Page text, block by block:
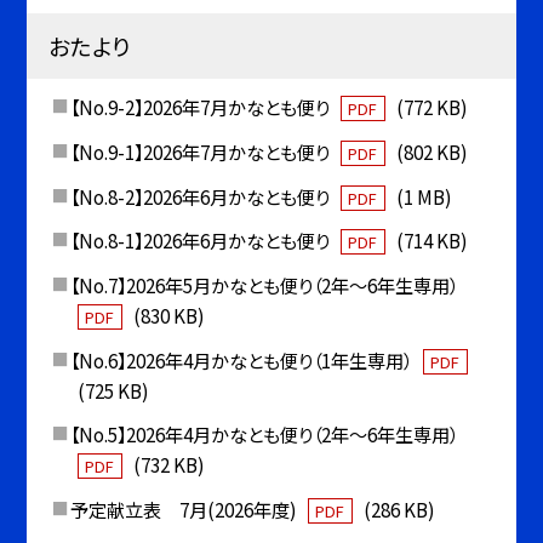
おたより
【No.9-2】2026年7月かなとも便り PDF
(772 KB)
【No.9-1】2026年7月かなとも便り
PDF
(802 KB)
【No.8-2】2026年6月かなとも便り
PDF
(1 MB)
【No.8-1】2026年6月かなとも便り
PDF
(714 KB)
【No.7】2026年5月かなとも便り（2年〜6年生専用）
PDF
(830 KB)
【No.6】2026年4月かなとも便り（1年生専用）
PDF
(725 KB)
【No.5】2026年4月かなとも便り（2年〜6年生専用）
PDF
(732 KB)
予定献立表 7月(2026年度)
PDF (286 KB)